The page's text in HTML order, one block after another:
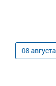
08 августа